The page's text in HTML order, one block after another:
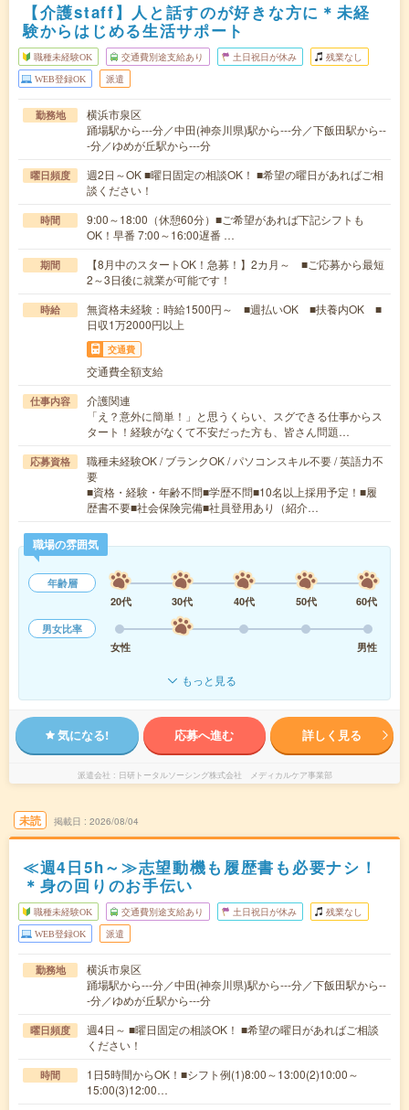
【介護staff】人と話すのが好きな方に＊未経
験からはじめる生活サポート
職種未経験OK 交通費別途支給あり 土日祝日が休み 残業なし
WEB登録OK 派遣
勤務地
横浜市泉区
踊場駅から---分／中田(神奈川県)駅から---分／下飯田駅から--
-分／ゆめが丘駅から---分
曜日頻度
週2日～OK ■曜日固定の相談OK！ ■希望の曜日があればご相
談ください！
時間
9:00～18:00（休憩60分）■ご希望があれば下記シフトも
OK！早番 7:00～16:00遅番 …
期間
【8月中のスタートOK！急募！】2カ月～ ■ご応募から最短
2～3日後に就業が可能です！
時給
無資格未経験：時給1500円～ ■週払いOK ■扶養内OK ■
日収1万2000円以上
交通費
交通費全額支給
仕事内容
介護関連
「え？意外に簡単！」と思うくらい、スグできる仕事からス
タート！経験がなくて不安だった方も、皆さん問題…
応募資格
職種未経験OK / ブランクOK / パソコンスキル不要 / 英語力不
要
■資格・経験・年齢不問■学歴不問■10名以上採用予定！■履
歴書不要■社会保険完備■社員登用あり（紹介…
職場の雰囲気
年齢層
20代
30代 40代 50代
60代
男女比率
女性
男性
もっと見る
気になる! 応募へ進む 詳しく見る
派遣会社 日研トータルソーシング株式会社 メディカルケア事業部
未読 掲載日 2026/08/04
≪週4日5h～≫志望動機も履歴書も必要ナシ！
＊身の回りのお手伝い
職種未経験OK 交通費別途支給あり 土日祝日が休み 残業なし
WEB登録OK 派遣
勤務地
横浜市泉区
踊場駅から---分／中田(神奈川県)駅から---分／下飯田駅から--
-分／ゆめが丘駅から---分
曜日頻度
週4日～ ■曜日固定の相談OK！ ■希望の曜日があればご相談
ください！
時間
1日5時間からOK！■シフト例(1)8:00～13:00(2)10:00～
15:00(3)12:00…